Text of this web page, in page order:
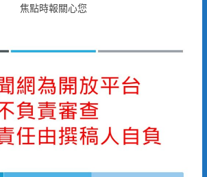
焦點時報關心您